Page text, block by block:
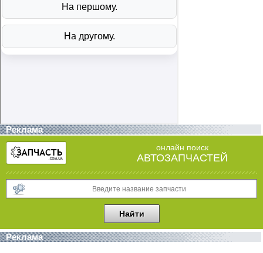
Реклама
онлайн поиск
АВТОЗАПЧАСТЕЙ
Реклама